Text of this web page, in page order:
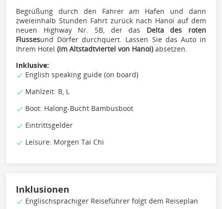
Begrüßung durch den Fahrer am Hafen und dann
zweieinhalb Stunden Fahrt zurück nach Hanoi auf dem
neuen Highway Nr. 5B, der das Delta des roten
Flussesund Dörfer durchquert. Lassen Sie das Auto in
Ihrem Hotel (im Altstadtviertel von Hanoi) absetzen.
Inklusive:
English speaking guide (on board)
Mahlzeit: B, L
Boot: Halong-Bucht Bambusboot
Eintrittsgelder
Leisure: Morgen Tai Chi
Inklusionen
Englischsprachiger Reiseführer folgt dem Reiseplan